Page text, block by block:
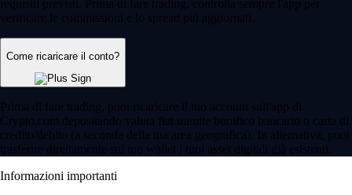
requisiti previsti. Prima di fare trading, controlla sempre l'app per
verificare le commissioni e lo spread più aggiornati.
Come ricaricare il conto?
Prima di fare trading, puoi ricaricare il tuo account sull'app di
Crypto.com depositando valuta fiat tramite bonifico bancario o carta di
credito/debito (a seconda della tua area geografica). In alternativa, puoi
trasferire direttamente sul tuo wallet i tuoi asset digitali già esistenti.
Informazioni importanti